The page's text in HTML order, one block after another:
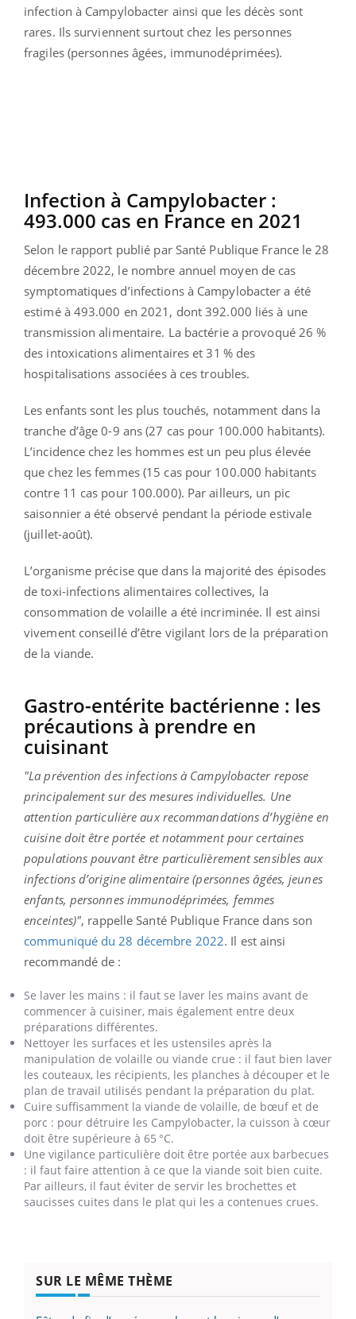
infection à Campylobacter ainsi que les décès sont
rares. Ils surviennent surtout chez les personnes
fragiles (personnes âgées, immunodéprimées).
Infection à Campylobacter :
493.000 cas en France en 2021
Selon le rapport publié par Santé Publique France le 28
décembre 2022, le nombre annuel moyen de cas
symptomatiques d’infections à Campylobacter a été
estimé à 493.000 en 2021, dont 392.000 liés à une
transmission alimentaire. La bactérie a provoqué 26 %
des intoxications alimentaires et 31 % des
hospitalisations associées à ces troubles.
Les enfants sont les plus touchés, notamment dans la
tranche d’âge 0-9 ans (27 cas pour 100.000 habitants).
L’incidence chez les hommes est un peu plus élevée
que chez les femmes (15 cas pour 100.000 habitants
contre 11 cas pour 100.000). Par ailleurs, un pic
saisonnier a été observé pendant la période estivale
(juillet-août).
L’organisme précise que dans la majorité des épisodes
de toxi-infections alimentaires collectives, la
consommation de volaille a été incriminée. Il est ainsi
vivement conseillé d’être vigilant lors de la préparation
de la viande.
Gastro-entérite bactérienne : les
précautions à prendre en
cuisinant
"La prévention des infections à Campylobacter repose
principalement sur des mesures individuelles. Une
attention particulière aux recommandations d’hygiène en
cuisine doit être portée et notamment pour certaines
populations pouvant être particulièrement sensibles aux
infections d’origine alimentaire (personnes âgées, jeunes
enfants, personnes immunodéprimées, femmes
enceintes)", rappelle Santé Publique France dans son
communiqué du 28 décembre 2022. Il est ainsi
recommandé de :
Se laver les mains : il faut se laver les mains avant de
commencer à cuisiner, mais également entre deux
préparations différentes.
Nettoyer les surfaces et les ustensiles après la
manipulation de volaille ou viande crue : il faut bien laver
les couteaux, les récipients, les planches à découper et le
plan de travail utilisés pendant la préparation du plat.
Cuire suffisamment la viande de volaille, de bœuf et de
porc : pour détruire les Campylobacter, la cuisson à cœur
doit être supérieure à 65 °C.
Une vigilance particulière doit être portée aux barbecues
: il faut faire attention à ce que la viande soit bien cuite.
Par ailleurs, il faut éviter de servir les brochettes et
saucisses cuites dans le plat qui les a contenues crues.
SUR LE MÊME THÈME